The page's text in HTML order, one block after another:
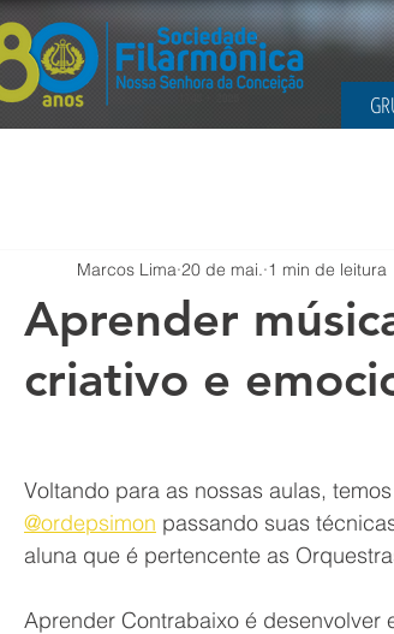
Aprender
criativo e
Marcos Lima 20 de mai. 1 min de leitura
Voltando para as nossas aulas,
@ordepsimon passando suas
aluna que é pertencente as
Aprender Contrabaixo é